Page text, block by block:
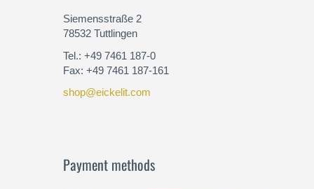
Siemensstraße 2
78532 Tuttlingen
Tel.: +49 7461 187-0
Fax: +49 7461 187-161
shop@eickelit.com
Payment methods